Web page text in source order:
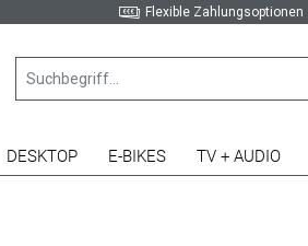
Flexible Zahlungsoptionen
DESKTOP E-BIKES TV + AUDIO